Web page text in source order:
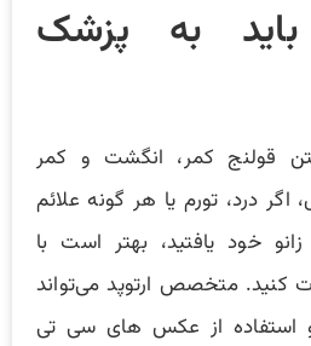
به پزشک
قولنج کمر، انگشت و کمر
درد، تورم یا هر گونه علائم
خود یافتید، بهتر است با
متخصص ارتوپد می‌تواند
استفاده از عکس های سی تی